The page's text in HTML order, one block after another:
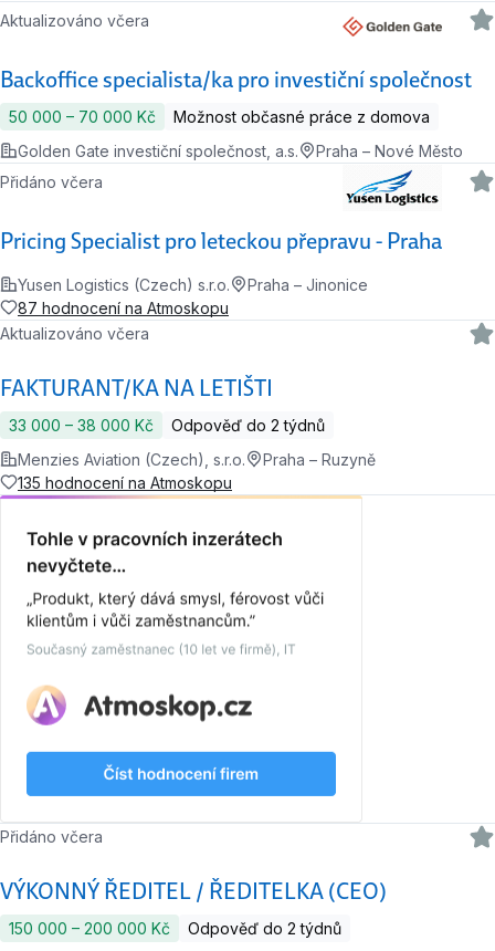
Backoffice specialista/ka pro investiční společnost
Aktualizováno včera
50 000 ‍–‍ 70 000 Kč
Možnost občasné práce z domova
Golden Gate investiční společnost, a.s.
Praha – Nové Město
Pricing Specialist pro leteckou přepravu - Praha
Přidáno včera
Yusen Logistics (Czech) s.r.o.
Praha – Jinonice
87 hodnocení na Atmoskopu
FAKTURANT/KA NA LETIŠTI
Aktualizováno včera
33 000 ‍–‍ 38 000 Kč
Odpověď do 2 týdnů
Menzies Aviation (Czech), s.r.o.
Praha – Ruzyně
135 hodnocení na Atmoskopu
VÝKONNÝ ŘEDITEL / ŘEDITELKA (CEO)
Přidáno včera
150 000 ‍–‍ 200 000 Kč
Odpověď do 2 týdnů